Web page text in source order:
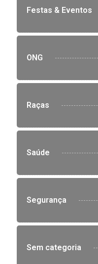
Festas & Eventos
ONG
Raças
Saúde
Segurança
Sem categoria